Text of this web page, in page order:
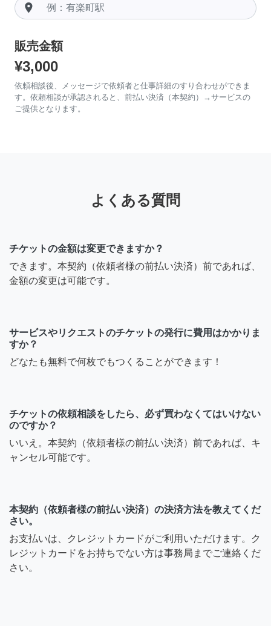
room
販売金額
¥3,000
依頼相談後、メッセージで依頼者と仕事詳細のすり合わせができま
す。依頼相談が承認されると、前払い決済（本契約）→サービスの
ご提供となります。
よくある質問
チケットの金額は変更できますか？
できます。本契約（依頼者様の前払い決済）前であれば、
金額の変更は可能です。
サービスやリクエストのチケットの発行に費用はかかりま
すか？
どなたも無料で何枚でもつくることができます！
チケットの依頼相談をしたら、必ず買わなくてはいけない
のですか？
いいえ。本契約（依頼者様の前払い決済）前であれば、キ
ャンセル可能です。
本契約（依頼者様の前払い決済）の決済方法を教えてくだ
さい。
お支払いは、クレジットカードがご利用いただけます。ク
レジットカードをお持ちでない方は事務局までご連絡くだ
さい。